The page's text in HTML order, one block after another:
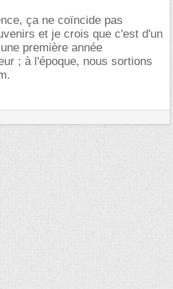
ça ne coïncide pas
et je crois que c'est d'un
première année
; à l'époque, nous sortions